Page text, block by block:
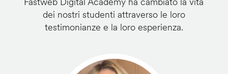
dei nostri studenti attraverso le loro
testimonianze e la loro esperienza.